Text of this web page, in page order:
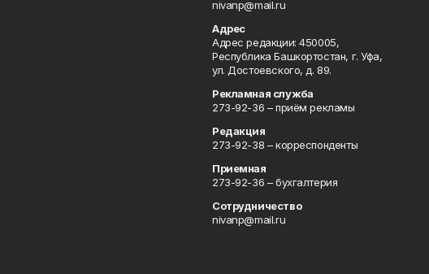
nivanp@mail.ru
Адрес
Адрес редакции: 450005,
Республика Башкортостан, г. Уфа,
ул. Достоевского, д. 89.
Рекламная служба
273-92-36 – приём рекламы
Редакция
273-92-38 – корреспонденты
Приемная
273-92-36 – бухгалтерия
Сотрудничество
nivanp@mail.ru